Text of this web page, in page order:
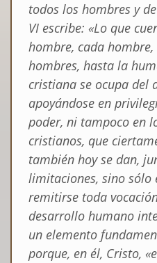
todos los hombres y
VI escribe: «Lo que
hombre, cada
hombres, hasta la
cristiana se ocupa del
apoyándose en
poder, ni tampoco en
cristianos, que
también hoy se dan,
limitaciones, sino sólo
remitirse toda
desarrollo humano
un elemento
porque, en él, Cristo,